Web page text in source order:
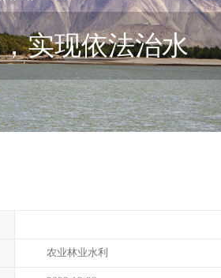
实现依法治水
农业林业水利